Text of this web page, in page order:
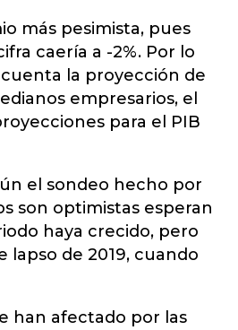
más pesimista, pues
caería a -2%. Por lo
la proyección de
empresarios, el
para el PIB
el sondeo hecho por
son optimistas esperan
haya crecido, pero
lapso de 2019, cuando
han afectado por las